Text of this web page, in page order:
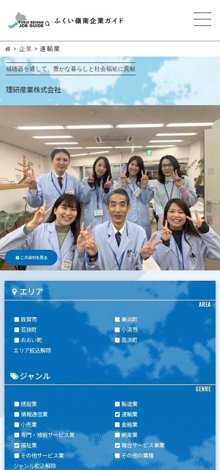
> 企業 > 運輸業
補聴器を通して、豊かな暮らしと社会福祉に貢献
理研産業株式会社
この会社を見る
エリア
AREA
敦賀市
美浜町
若狭町
小浜市
おおい町
高浜町
エリア絞込解除
ジャンル
GENRE
建設業
製造業
情報通信業
運輸業
小売業
金融業
専門・技術サービス業
娯楽業
福祉業
複合サービス事業
その他サービス業
その他の業種
ジャンル絞込解除